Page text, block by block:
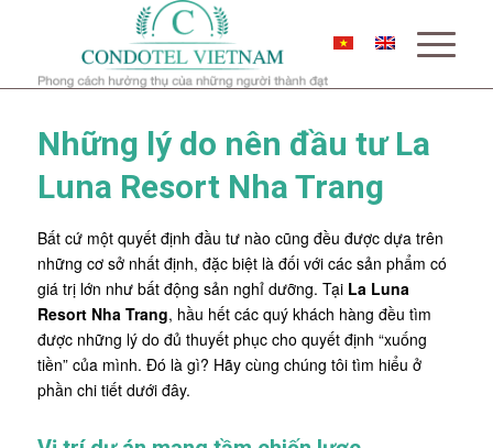
Những lý do nên đầu tư La
Luna Resort Nha Trang
Bất cứ một quyết định đầu tư nào cũng đều được dựa trên
những cơ sở nhất định, đặc biệt là đối với các sản phẩm có
giá trị lớn như bất động sản nghỉ dưỡng. Tại La Luna
Resort Nha Trang, hầu hết các quý khách hàng đều tìm
được những lý do đủ thuyết phục cho quyết định “xuống
tiền” của mình. Đó là gì? Hãy cùng chúng tôi tìm hiểu ở
phần chi tiết dưới đây.